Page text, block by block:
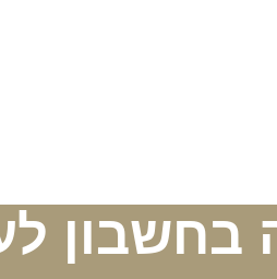
בחשבון